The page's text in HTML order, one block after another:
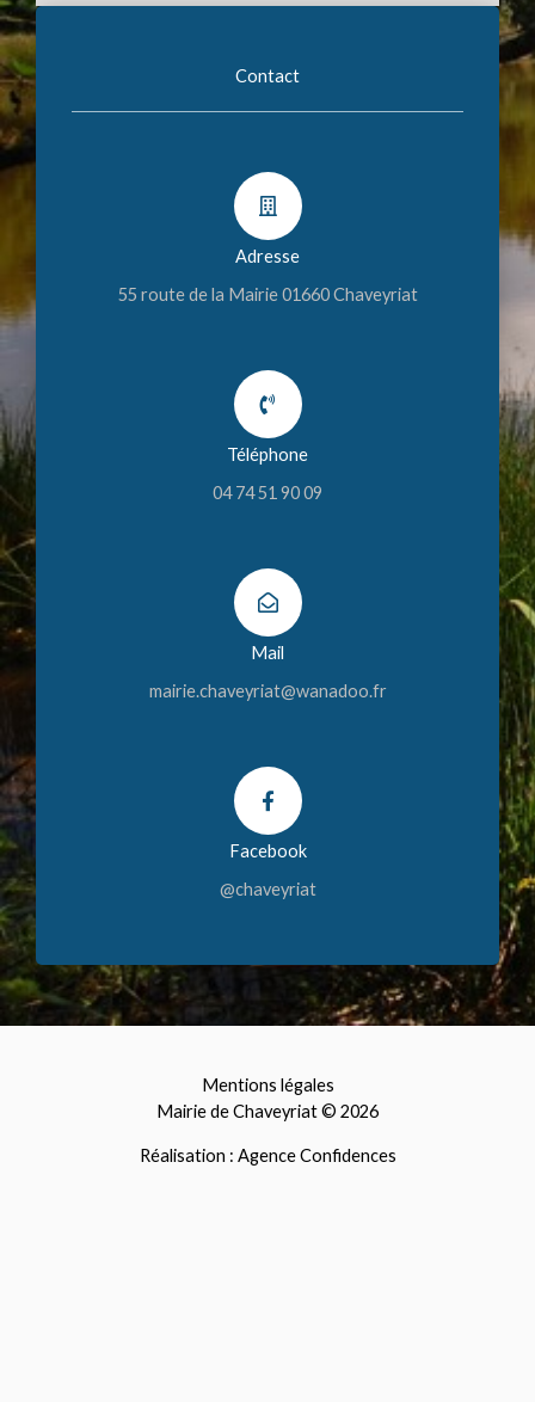
Contact
Adresse
55 route de la Mairie 01660 Chaveyriat
Téléphone
04 74 51 90 09
Mail
mairie.chaveyriat@wanadoo.fr
Facebook
@chaveyriat
Mentions légales
Mairie de Chaveyriat © 2026
Réalisation : Agence Confidences